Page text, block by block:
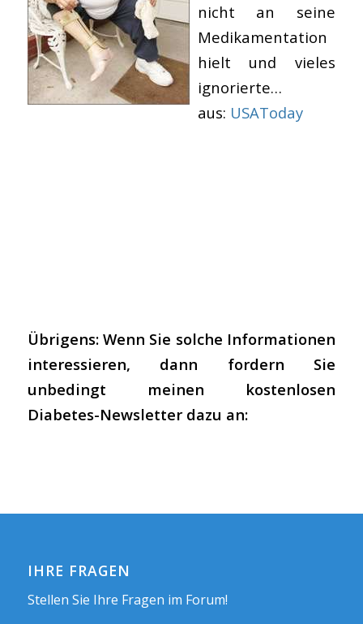
nicht an seine
Medikamentation
hielt und vieles
ignorierte…
aus: USAToday
Übrigens: Wenn Sie solche Informationen
interessieren, dann fordern Sie
unbedingt meinen kostenlosen
Diabetes-Newsletter dazu an:
IHRE FRAGEN
Stellen Sie Ihre Fragen im Forum!